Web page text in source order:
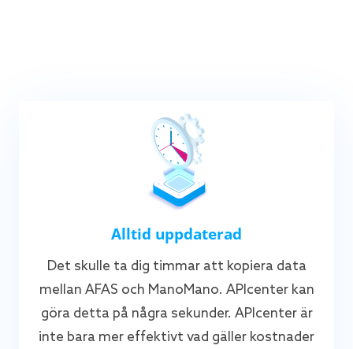
Alltid uppdaterad
Det skulle ta dig timmar att kopiera data
mellan AFAS och ManoMano. APIcenter kan
göra detta på några sekunder. APIcenter är
inte bara mer effektivt vad gäller kostnader